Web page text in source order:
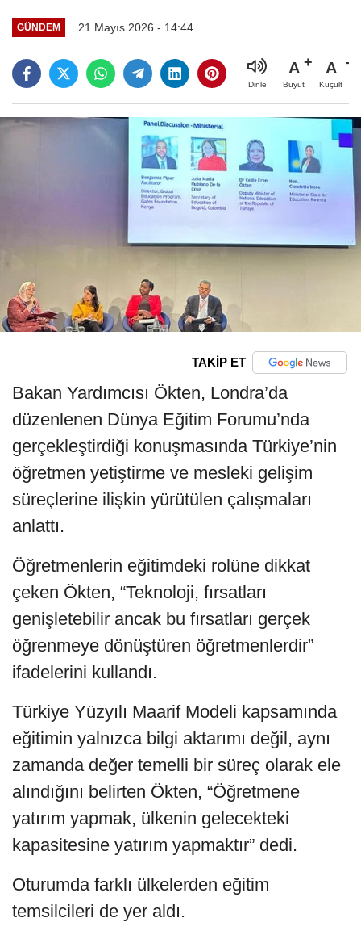
GÜNDEM 21 Mayıs 2026 - 14:44
Dinle
A
Büyüt
A
Küçült
TAKİP ET
Bakan Yardımcısı Ökten, Londra’da
düzenlenen Dünya Eğitim Forumu’nda
gerçekleştirdiği konuşmasında Türkiye’nin
öğretmen yetiştirme ve mesleki gelişim
süreçlerine ilişkin yürütülen çalışmaları
anlattı.
Öğretmenlerin eğitimdeki rolüne dikkat
çeken Ökten, “Teknoloji, fırsatları
genişletebilir ancak bu fırsatları gerçek
öğrenmeye dönüştüren öğretmenlerdir”
ifadelerini kullandı.
Türkiye Yüzyılı Maarif Modeli kapsamında
eğitimin yalnızca bilgi aktarımı değil, aynı
zamanda değer temelli bir süreç olarak ele
alındığını belirten Ökten, “Öğretmene
yatırım yapmak, ülkenin gelecekteki
kapasitesine yatırım yapmaktır” dedi.
Oturumda farklı ülkelerden eğitim
temsilcileri de yer aldı.